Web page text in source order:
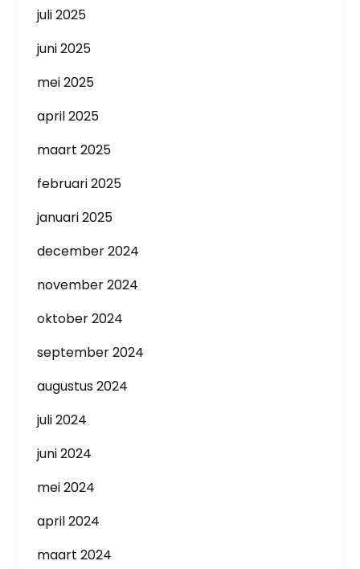
juli 2025
juni 2025
mei 2025
april 2025
maart 2025
februari 2025
januari 2025
december 2024
november 2024
oktober 2024
september 2024
augustus 2024
juli 2024
juni 2024
mei 2024
april 2024
maart 2024